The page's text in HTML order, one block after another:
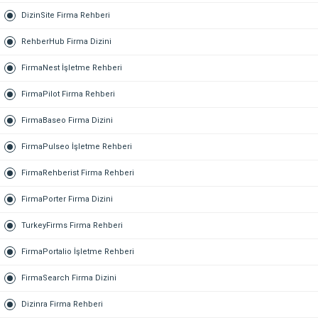
DizinSite Firma Rehberi
RehberHub Firma Dizini
FirmaNest İşletme Rehberi
FirmaPilot Firma Rehberi
FirmaBaseo Firma Dizini
FirmaPulseo İşletme Rehberi
FirmaRehberist Firma Rehberi
FirmaPorter Firma Dizini
TurkeyFirms Firma Rehberi
FirmaPortalio İşletme Rehberi
FirmaSearch Firma Dizini
Dizinra Firma Rehberi